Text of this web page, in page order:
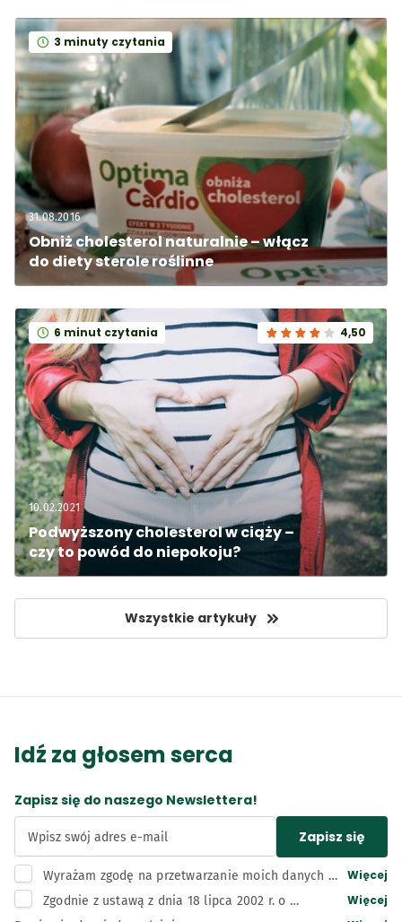
31.08.2016
Obniż cholesterol naturalnie – włącz
do diety sterole roślinne
3 minuty czytania
10.02.2021
Podwyższony cholesterol w ciąży –
czy to powód do niepokoju?
6 minut czytania 4,50
Wszystkie artykuły
Idź za głosem serca
Zapisz się do naszego Newslettera!
Wpisz swój adres e-mail Zapisz się
Wyrażam zgodę na przetwarzanie moich danych
osobowych, tj. adresu e-mail, przez administratora
Więcej
Zgodnie z ustawą z dnia 18 lipca 2002 r. o
Więcej